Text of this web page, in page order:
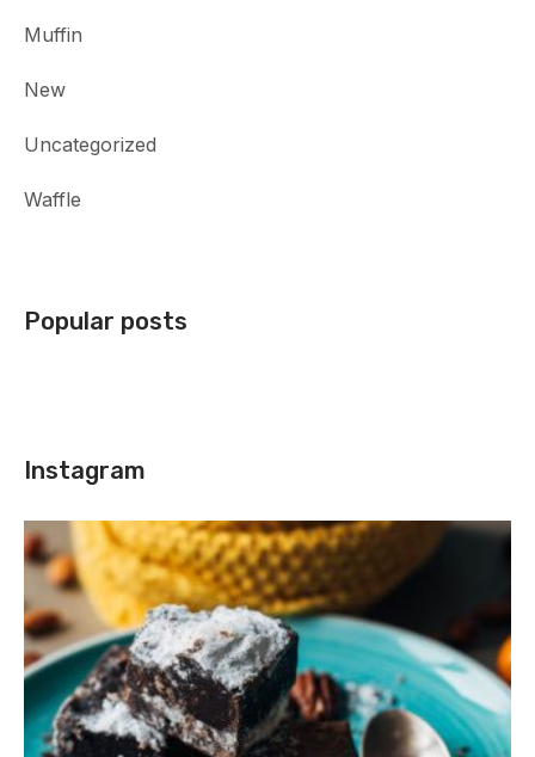
Muffin
New
Uncategorized
Waffle
Popular posts
Instagram